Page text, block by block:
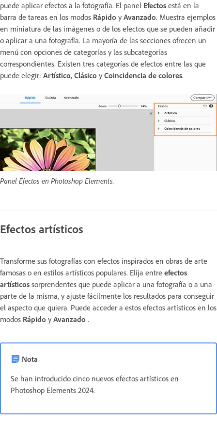
puede aplicar efectos a la fotografía. El panel Efectos está en la
barra de tareas en los modos Rápido y Avanzado. Muestra ejemplos
en miniatura de las imágenes o de los efectos que se pueden añadir
o aplicar a una fotografía. La mayoría de las secciones ofrecen un
menú con opciones de categorías y las subcategorías
correspondientes. Existen tres categorías de efectos entre las que
puede elegir: Artístico, Clásico y Coincidencia de colores.
Panel Efectos en Photoshop Elements.
Efectos artísticos
Transforme sus fotografías con efectos inspirados en obras de arte
famosas o en estilos artísticos populares. Elija entre efectos
artísticos sorprendentes que puede aplicar a una fotografía o a una
parte de la misma, y ajuste fácilmente los resultados para conseguir
el aspecto que quiera. Puede acceder a estos efectos artísticos en los
modos Rápido y Avanzado .
Nota
Se han introducido cinco nuevos efectos artísticos en
Photoshop Elements 2024.